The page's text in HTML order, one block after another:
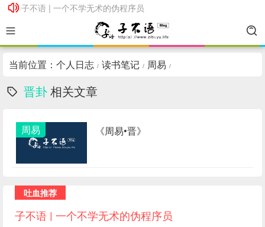
子不语 | 一个不学无术的伪程序员
子不语 | 一个不学无术的伪程序员
当前位置： 个人日志 / 读书笔记 / 周易 /
晋卦相关文章
周易 《周易•晋》
吐血推荐
子不语 | 一个不学无术的伪程序员